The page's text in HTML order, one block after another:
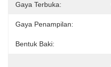
Gaya Terbuka:
Gaya Penampilan:
Bentuk Baki: